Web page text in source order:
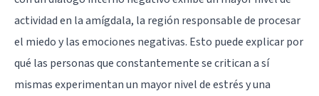
actividad en la amígdala, la región responsable de procesar
el miedo y las emociones negativas. Esto puede explicar por
qué las personas que constantemente se critican a sí
mismas experimentan un mayor nivel de estrés y una